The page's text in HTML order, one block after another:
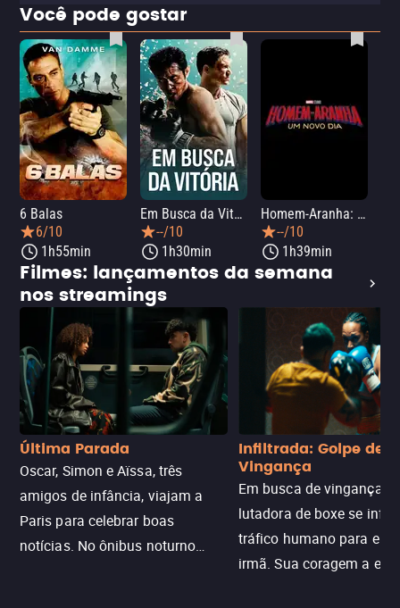
Você pode gostar
6 Balas
6/10
1h55min
Em Busca da Vitória
--/10
1h30min
Homem-Aranha: Um Novo Dia
--/10
1h39min
Filmes: lançamentos da semana
nos streamings
Última Parada
Oscar, Simon e Aïssa, três
amigos de infância, viajam a
Paris para celebrar boas
notícias. No ônibus noturno
Infiltrada: Golpe de
Vingança
Em busca de vingança,
lutadora de boxe se
tráfico humano para
irmã. Sua coragem a